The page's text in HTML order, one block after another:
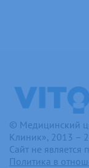
© Медицинский
Клиник», 2013 –
Сайт не является
Политика в